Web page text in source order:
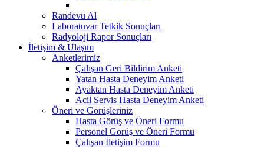
Randevu Al
Laboratuvar Tetkik Sonuçları
Radyoloji Rapor Sonuçları
İletişim & Ulaşım
Anketlerimiz
Çalışan Geri Bildirim Anketi
Yatan Hasta Deneyim Anketi
Ayaktan Hasta Deneyim Anketi
Acil Servis Hasta Deneyim Anketi
Öneri ve Görüşleriniz
Hasta Görüş ve Öneri Formu
Personel Görüş ve Öneri Formu
Çalışan İletişim Formu